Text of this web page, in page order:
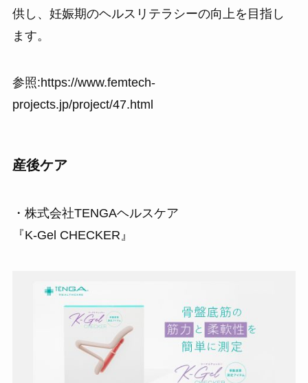
供し、妊娠期のヘルスリテラシーの向上を目指し
ます。
参照:https://www.femtech-
projects.jp/project/47.html
産後ケア
・株式会社TENGAヘルスケア
『K-Gel CHECKER』